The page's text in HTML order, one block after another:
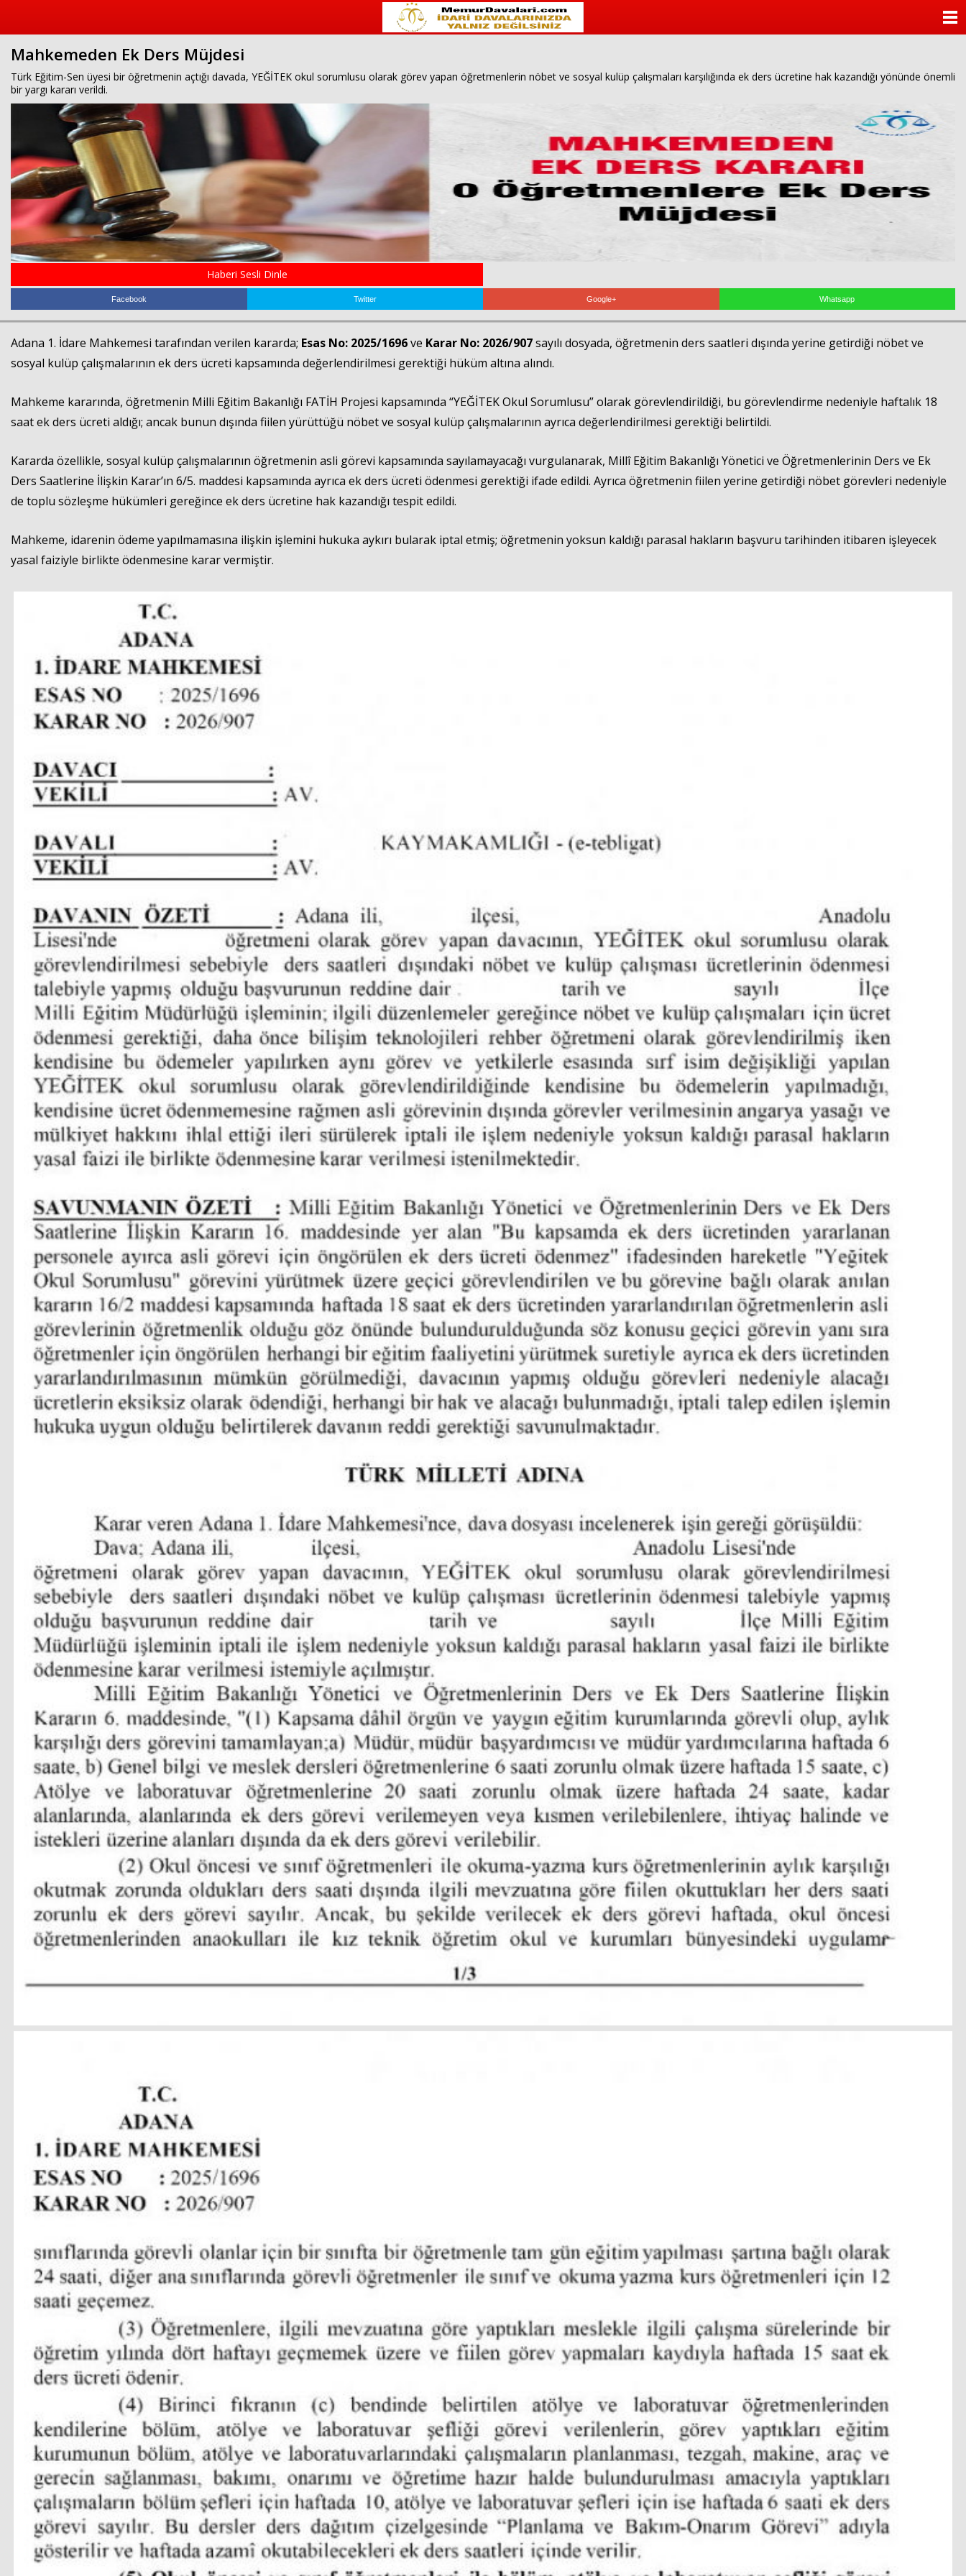
Mahkemeden Ek Ders Müjdesi
Türk Eğitim-Sen üyesi bir öğretmenin açtığı davada, YEĞİTEK okul sorumlusu olarak görev yapan öğretmenlerin nöbet ve sosyal kulüp çalışmaları karşılığında ek ders ücretine hak kazandığı yönünde önemli
bir yargı kararı verildi.
Haberi Sesli Dinle
Facebook Twitter Google+ Whatsapp
Adana 1. İdare Mahkemesi tarafından verilen kararda; Esas No: 2025/1696ve Karar No: 2026/907sayılı dosyada, öğretmenin ders saatleri dışında yerine getirdiği nöbet ve
sosyal kulüp çalışmalarının ek ders ücreti kapsamında değerlendirilmesi gerektiği hüküm altına alındı.
Mahkeme kararında, öğretmenin Milli Eğitim Bakanlığı FATİH Projesi kapsamında “YEĞİTEK Okul Sorumlusu” olarak görevlendirildiği, bu görevlendirme nedeniyle haftalık 18
saat ek ders ücreti aldığı; ancak bunun dışında fiilen yürüttüğü nöbet ve sosyal kulüp çalışmalarının ayrıca değerlendirilmesi gerektiği belirtildi.
Kararda özellikle, sosyal kulüp çalışmalarının öğretmenin asli görevi kapsamında sayılamayacağı vurgulanarak, Millî Eğitim Bakanlığı Yönetici ve Öğretmenlerinin Ders ve Ek
Ders Saatlerine İlişkin Karar’ın 6/5. maddesi kapsamında ayrıca ek ders ücreti ödenmesi gerektiği ifade edildi. Ayrıca öğretmenin fiilen yerine getirdiği nöbet görevleri nedeniyle
de toplu sözleşme hükümleri gereğince ek ders ücretine hak kazandığı tespit edildi.
Mahkeme, idarenin ödeme yapılmamasına ilişkin işlemini hukuka aykırı bularak iptal etmiş; öğretmenin yoksun kaldığı parasal hakların başvuru tarihinden itibaren işleyecek
yasal faiziyle birlikte ödenmesine karar vermiştir.
ANKETLER
VİDEO GALERİ